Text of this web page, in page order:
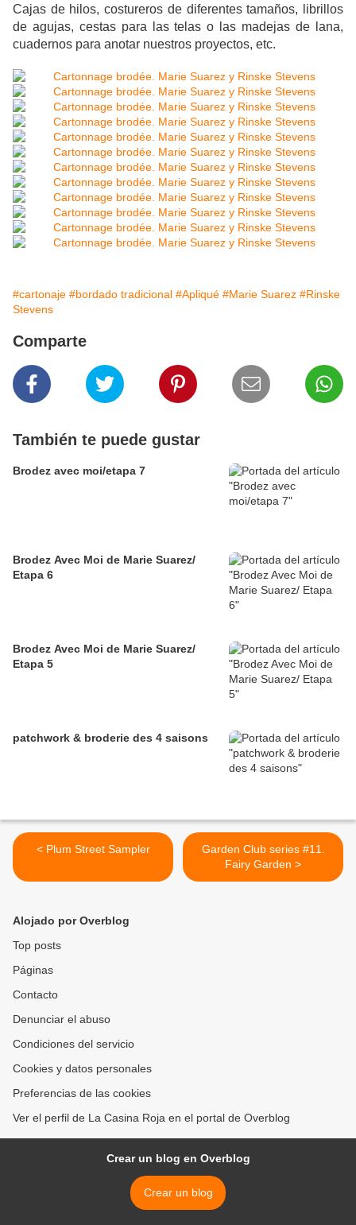
Cajas de hilos, costureros de diferentes tamaños, librillos
de agujas, cestas para las telas o las madejas de lana,
cuadernos para anotar nuestros proyectos, etc.
#cartonaje #bordado tradicional #Apliqué #Marie Suarez #Rinske
Stevens
Comparte
También te puede gustar
Brodez avec moi/etapa 7
Brodez Avec Moi de Marie Suarez/
Etapa 6
Brodez Avec Moi de Marie Suarez/
Etapa 5
patchwork & broderie des 4 saisons
< Plum Street Sampler
Garden Club series #11.
Fairy Garden >
Alojado por Overblog
Top posts
Páginas
Contacto
Denunciar el abuso
Condiciones del servicio
Cookies y datos personales
Preferencias de las cookies
Ver el perfil de La Casina Roja en el portal de Overblog
Crear un blog en Overblog
Crear un blog